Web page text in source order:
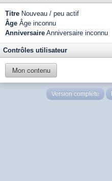
Titre Nouveau / peu actif
Âge Âge inconnu
Anniversaire Anniversaire inconnu
Contrôles utilisateur
Mon contenu
Version complète